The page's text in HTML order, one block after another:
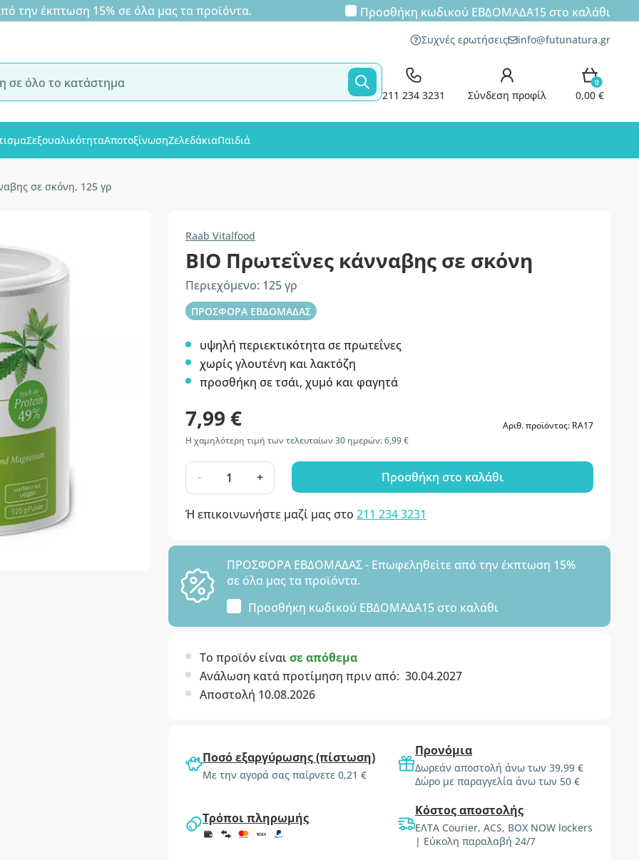
έκπτωση 15% σε όλα μας τα προϊόντα. Προσθήκη κωδικού ΕΒΔΟΜΑΔΑ15στο καλάθι
Συχνές ερωτήσεις info@futunatura.gr
211 234 3231 Σύνδεση προφίλ
0
0,00 €
ΣεξουαλικότηταΑποτοξίνωσηΖελεδάκιαΠαιδιά
σε σκόνη, 125 γρ
Raab Vitalfood
ΒΙΟ Πρωτεΐνες κάνναβης σε σκόνη
Περιεχόμενο: 125 γρ
ΠΡΟΣΦΟΡΑ ΕΒΔΟΜΑΔΑΣ
υψηλή περιεκτικότητα σε πρωτεΐνες
χωρίς γλουτένη και λακτόζη
προσθήκη σε τσάι, χυμό και φαγητά
7,99 €
Αριθ. προϊόντος: RA17
Η χαμηλότερη τιμή των τελευταίων 30 ημερών: 6,99 €
- + Προσθήκη στο καλάθι
Ή επικοινωνήστε μαζί μας στο 211 234 3231
ΠΡΟΣΦΟΡΑ ΕΒΔΟΜΑΔΑΣ - Επωφεληθείτε από την έκπτωση 15%
σε όλα μας τα προϊόντα.
Προσθήκη κωδικού ΕΒΔΟΜΑΔΑ15 στο καλάθι
Το προϊόν είναισε απόθεμα
Ανάλωση κατά προτίμηση πριν από: 30.04.2027
Αποστολή 10.08.2026
Ποσό εξαργύρωσης (πίστωση)
Με την αγορά σας παίρνετε 0,21 €
Προνόμια
Δωρεάν αποστολή άνω των 39,99 €
Δώρο με παραγγελία άνω των 50 €
Τρόποι πληρωμής Κόστος αποστολής
ΕΛΤΑ Courier, ACS, BOX NOW lockers
| Εύκολη παραλαβή 24/7